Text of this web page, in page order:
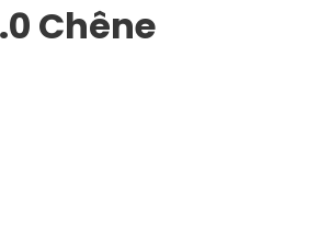
Chêne